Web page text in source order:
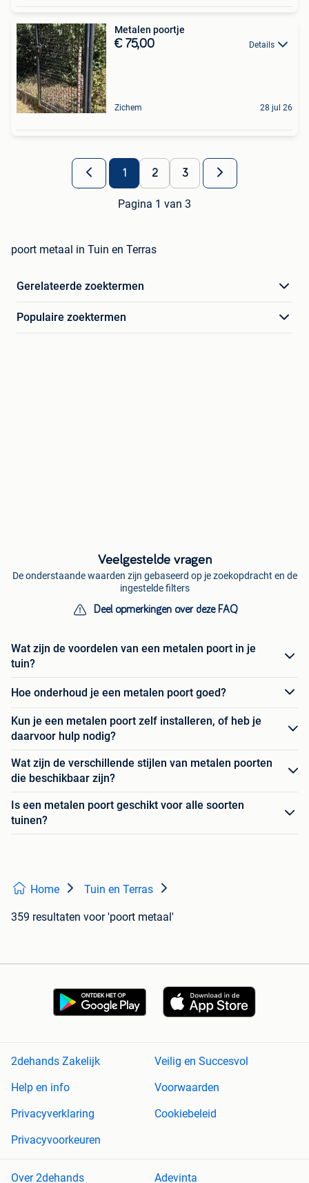
Metalen poortje
€ 75,00 Details
Zichem 28 jul 26
1 2 3
Pagina 1 van 3
poort metaal in Tuin en Terras
Gerelateerde zoektermen
Populaire zoektermen
Veelgestelde vragen
De onderstaande waarden zijn gebaseerd op je zoekopdracht en de
ingestelde filters
Deel opmerkingen over deze FAQ
Wat zijn de voordelen van een metalen poort in je
tuin?
Hoe onderhoud je een metalen poort goed?
Kun je een metalen poort zelf installeren, of heb je
daarvoor hulp nodig?
Wat zijn de verschillende stijlen van metalen poorten
die beschikbaar zijn?
Is een metalen poort geschikt voor alle soorten
tuinen?
Home Tuin en Terras
359 resultaten voor 'poort metaal'
2dehands Zakelijk
Veilig en Succesvol
Help en info
Voorwaarden
Privacyverklaring
Cookiebeleid
Privacyvoorkeuren
Over 2dehands Adevinta